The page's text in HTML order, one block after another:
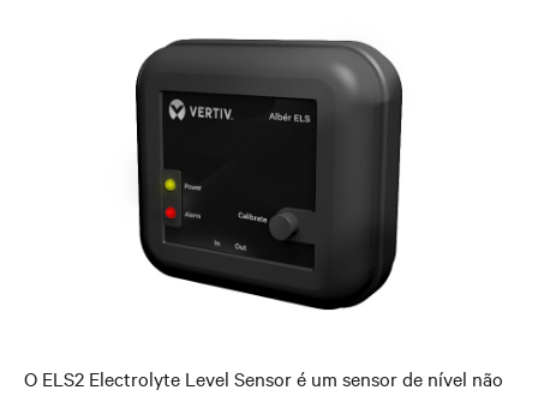
O ELS2 Electrolyte Level Sensor é um sensor de nível não